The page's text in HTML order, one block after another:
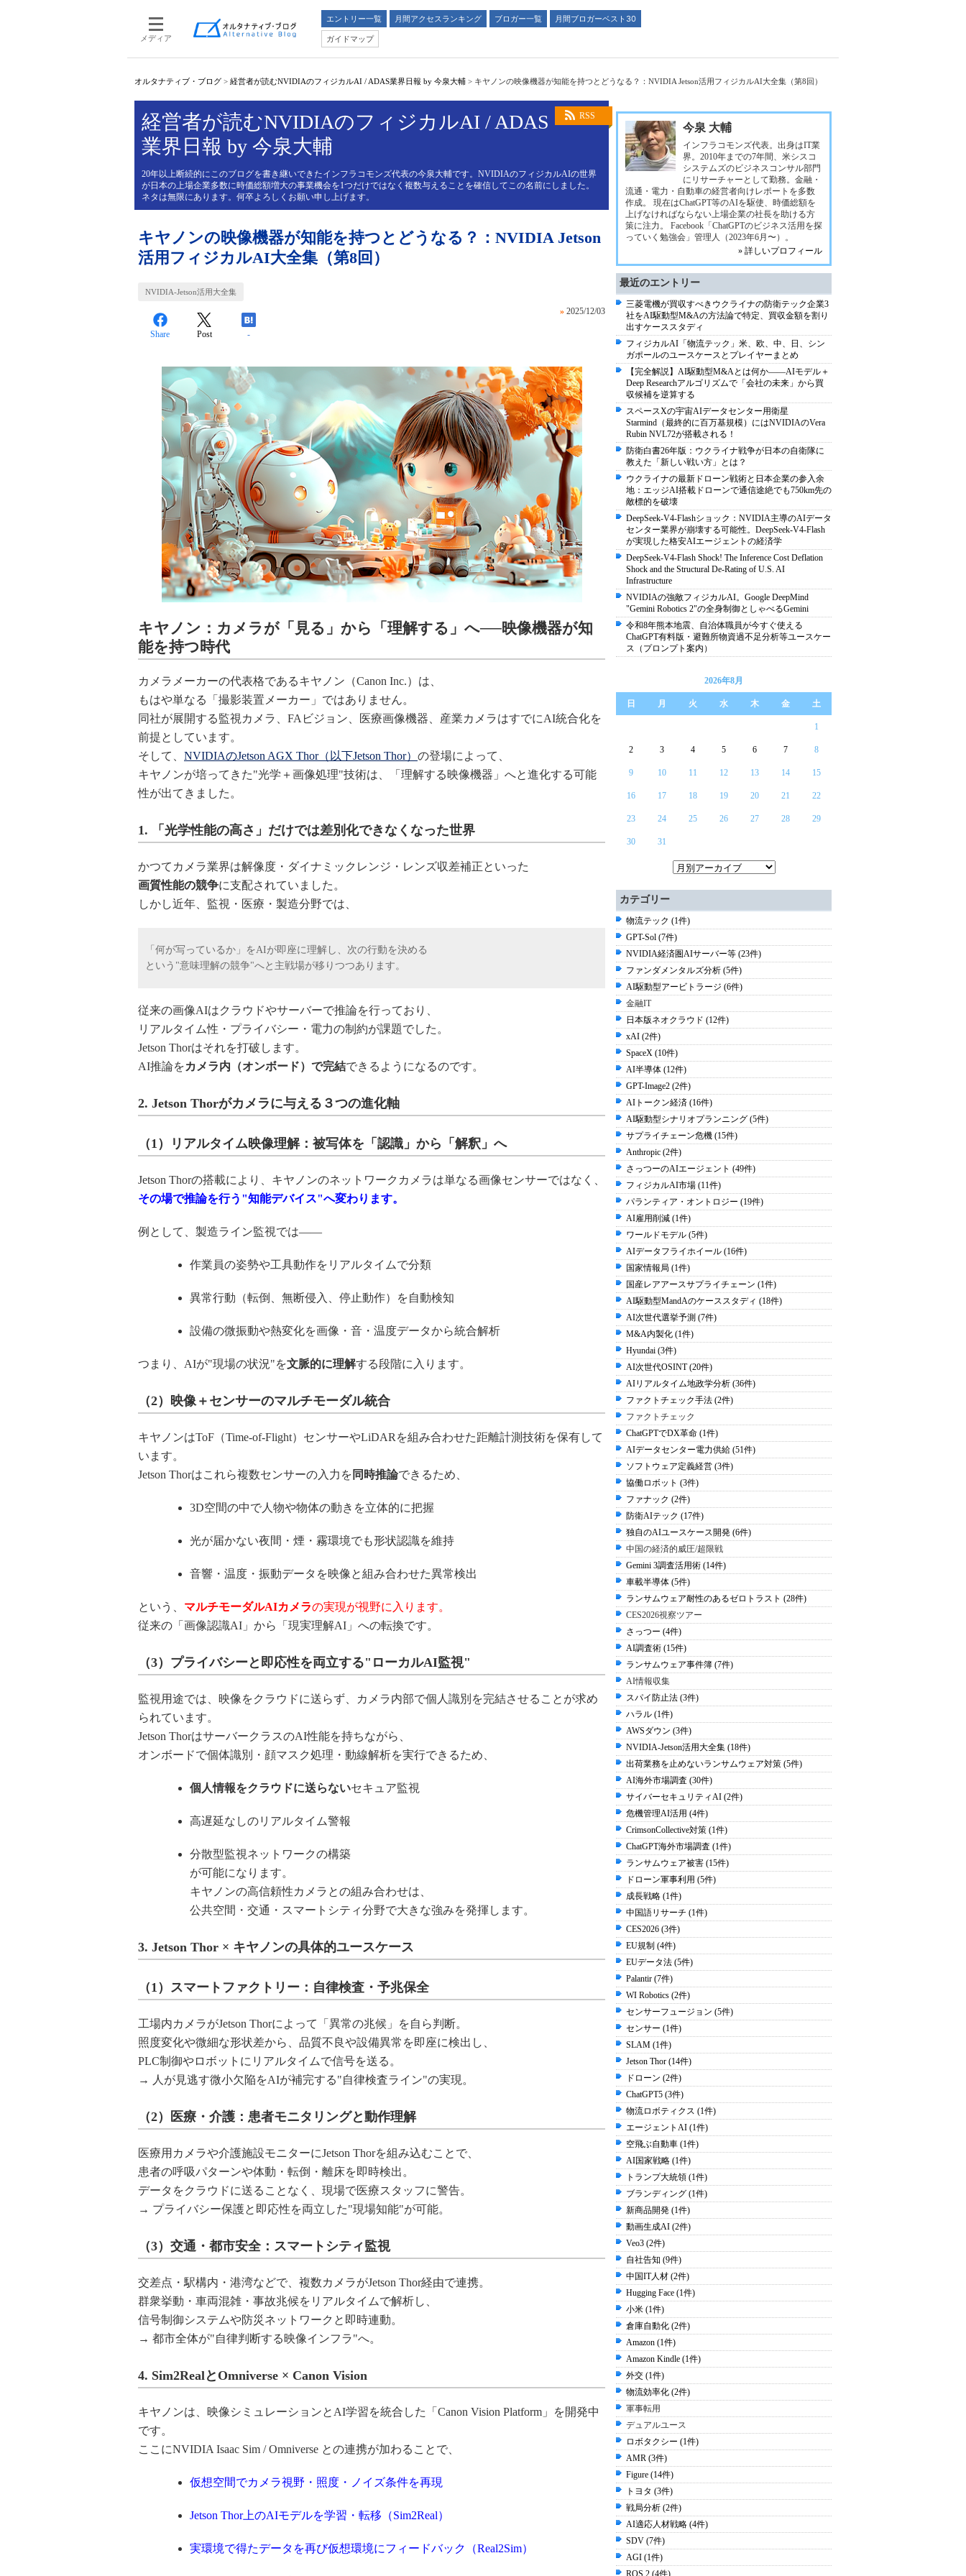
メディア
エントリー一覧 月間アクセスランキング ブロガー一覧
月間ブロガーベスト30
ガイドマップ
オルタナティブ・ブログ > 経営者が読むNVIDIAのフィジカルAI / ADAS業界日報 by 今泉大輔 > キヤノンの映像機器が知能を持つとどうなる？：NVIDIA Jetson活用フィジカルAI大全集（第8回）
RSS
経営者が読むNVIDIAのフィジカルAI / ADAS
業界日報 by 今泉大輔
20年以上断続的にこのブログを書き継いできたインフラコモンズ代表の今泉大輔です。NVIDIAのフィジカルAIの世界
が日本の上場企業多数に時価総額増大の事業機会を1つだけではなく複数与えることを確信してこの名前にしました。
ネタは無限にあります。何卒よろしくお願い申し上げます。
キヤノンの映像機器が知能を持つとどうなる？：NVIDIA Jetson
活用フィジカルAI大全集（第8回）
NVIDIA-Jetson活用大全集
» 2025/12/03
Share Post -
キヤノン：カメラが「見る」から「理解する」へ──映像機器が知
能を持つ時代
カメラメーカーの代表格であるキヤノン（Canon Inc.）は、
もはや単なる「撮影装置メーカー」ではありません。
同社が展開する監視カメラ、FAビジョン、医療画像機器、産業カメラはすでにAI統合化を
前提としています。
そして、 NVIDIAのJetson AGX Thor（以下Jetson Thor） の登場によって、
キヤノンが培ってきた"光学＋画像処理"技術は、「理解する映像機器」へと進化する可能
性が出てきました。
1. 「光学性能の高さ」だけでは差別化できなくなった世界
かつてカメラ業界は解像度・ダイナミックレンジ・レンズ収差補正といった
画質性能の競争に支配されていました。
しかし近年、監視・医療・製造分野では、
「何が写っているか」をAIが即座に理解し、次の行動を決める
という"意味理解の競争"へと主戦場が移りつつあります。
従来の画像AIはクラウドやサーバーで推論を行っており、
リアルタイム性・プライバシー・電力の制約が課題でした。
Jetson Thorはそれを打破します。
AI推論をカメラ内（オンボード）で完結できるようになるのです。
2. Jetson Thorがカメラに与える３つの進化軸
（1）リアルタイム映像理解：被写体を「認識」から「解釈」へ
Jetson Thorの搭載により、キヤノンのネットワークカメラは単なる画像センサーではなく、
その場で推論を行う"知能デバイス"へ変わります。
例として、製造ライン監視では――
作業員の姿勢や工具動作をリアルタイムで分類
異常行動（転倒、無断侵入、停止動作）を自動検知
設備の微振動や熱変化を画像・音・温度データから統合解析
つまり、AIが"現場の状況"を文脈的に理解する段階に入ります。
（2）映像＋センサーのマルチモーダル統合
キヤノンはToF（Time-of-Flight）センサーやLiDARを組み合わせた距離計測技術を保有して
います。
Jetson Thorはこれら複数センサーの入力を 同時推論できるため、
3D空間の中で人物や物体の動きを立体的に把握
光が届かない夜間・煙・霧環境でも形状認識を維持
音響・温度・振動データを映像と組み合わせた異常検出
という、 マルチモーダルAIカメラの実現が視野に入ります。
従来の「画像認識AI」から「現実理解AI」への転換です。
（3）プライバシーと即応性を両立する"ローカルAI監視"
監視用途では、映像をクラウドに送らず、カメラ内部で個人識別を完結させることが求め
られています。
Jetson ThorはサーバークラスのAI性能を持ちながら、
オンボードで個体識別・顔マスク処理・動線解析を実行できるため、
個人情報をクラウドに送らないセキュア監視
高遅延なしのリアルタイム警報
分散型監視ネットワークの構築
が可能になります。
キヤノンの高信頼性カメラとの組み合わせは、
公共空間・交通・スマートシティ分野で大きな強みを発揮します。
3. Jetson Thor × キヤノンの具体的ユースケース
（1）スマートファクトリー：自律検査・予兆保全
工場内カメラがJetson Thorによって「異常の兆候」を自ら判断。
照度変化や微細な形状差から、品質不良や設備異常を即座に検出し、
PLC制御やロボットにリアルタイムで信号を送る。
→ 人が見逃す微小欠陥をAIが補完する"自律検査ライン"の実現。
（2）医療・介護：患者モニタリングと動作理解
医療用カメラや介護施設モニターにJetson Thorを組み込むことで、
患者の呼吸パターンや体動・転倒・離床を即時検出。
データをクラウドに送ることなく、現場で医療スタッフに警告。
→ プライバシー保護と即応性を両立した"現場知能"が可能。
（3）交通・都市安全：スマートシティ監視
交差点・駅構内・港湾などで、複数カメラがJetson Thor経由で連携。
群衆挙動・車両混雑・事故兆候をリアルタイムで解析し、
信号制御システムや防災ネットワークと即時連動。
→ 都市全体が"自律判断する映像インフラ"へ。
4. Sim2RealとOmniverse × Canon Vision
キヤノンは、映像シミュレーションとAI学習を統合した「Canon Vision Platform」を開発中
です。
ここにNVIDIA Isaac Sim / Omniverse との連携が加わることで、
仮想空間でカメラ視野・照度・ノイズ条件を再現
Jetson Thor上のAIモデルを学習・転移（Sim2Real）
実環境で得たデータを再び仮想環境にフィードバック（Real2Sim）
今泉 大輔
インフラコモンズ代表。出身はIT業
界。2010年までの7年間、米シスコ
システムズのビジネスコンサル部門
にリサーチャーとして勤務。金融・
流通・電力・自動車の経営者向けレポートを多数
作成。 現在はChatGPT等のAIを駆使、時価総額を
上げなければならない上場企業の社長を助ける方
策に注力。 Facebook「ChatGPTのビジネス活用を探
っていく勉強会」管理人（2023年6月〜）。
» 詳しいプロフィール
最近のエントリー
三菱電機が買収すべきウクライナの防衛テック企業3
社をAI駆動型M&Aの方法論で特定、買収金額を割り
出すケーススタディ
フィジカルAI「物流テック」米、欧、中、日、シン
ガポールのユースケースとプレイヤーまとめ
【完全解説】AI駆動型M&Aとは何か――AIモデル＋
Deep Researchアルゴリズムで「会社の未来」から買
収候補を逆算する
スペースXの宇宙AIデータセンター用衛星
Starmind（最終的に百万基規模）にはNVIDIAのVera
Rubin NVL72が搭載される！
防衛白書26年版：ウクライナ戦争が日本の自衛隊に
教えた「新しい戦い方」とは？
ウクライナの最新ドローン戦術と日本企業の参入余
地：エッジAI搭載ドローンで通信途絶でも750km先の
敵標的を破壊
DeepSeek-V4-Flashショック：NVIDIA主導のAIデータ
センター業界が崩壊する可能性。DeepSeek-V4-Flash
が実現した格安AIエージェントの経済学
DeepSeek-V4-Flash Shock! The Inference Cost Deflation
Shock and the Structural De-Rating of U.S. AI
Infrastructure
NVIDIAの強敵フィジカルAI。Google DeepMind
"Gemini Robotics 2"の全身制御としゃべるGemini
令和8年熊本地震、自治体職員が今すぐ使える
ChatGPT有料版・避難所物資過不足分析等ユースケー
ス（プロンプト案内）
2026年8月
日 月 火 水 木 金 土
1
2 3 4 5 6 7 8
9 10 11 12 13 14 15
16 17 18 19 20 21 22
23 24 25 26 27 28 29
30 31
カテゴリー
物流テック (1件)
GPT-Sol (7件)
NVIDIA経済圏AIサーバー等 (23件)
ファンダメンタルズ分析 (5件)
AI駆動型アービトラージ (6件)
金融IT
日本版ネオクラウド (12件)
xAI (2件)
SpaceX (10件)
AI半導体 (12件)
GPT-Image2 (2件)
AIトークン経済 (16件)
AI駆動型シナリオプランニング (5件)
サプライチェーン危機 (15件)
Anthropic (2件)
さっつーのAIエージェント (49件)
フィジカルAI市場 (11件)
パランティア・オントロジー (19件)
AI雇用削減 (1件)
ワールドモデル (5件)
AIデータフライホイール (16件)
国家情報局 (1件)
国産レアアースサプライチェーン (1件)
AI駆動型MandAのケーススタディ (18件)
AI次世代選挙予測 (7件)
M&A内製化 (1件)
Hyundai (3件)
AI次世代OSINT (20件)
AIリアルタイム地政学分析 (36件)
ファクトチェック手法 (2件)
ファクトチェック
ChatGPTでDX革命 (1件)
AIデータセンター電力供給 (51件)
ソフトウェア定義経営 (3件)
協働ロボット (3件)
ファナック (2件)
防衛AIテック (17件)
独自のAIユースケース開発 (6件)
中国の経済的威圧/超限戦
Gemini 3調査活用術 (14件)
車載半導体 (5件)
ランサムウェア耐性のあるゼロトラスト (28件)
CES2026視察ツアー
さっつー (4件)
AI調査術 (15件)
ランサムウェア事件簿 (7件)
AI情報収集
スパイ防止法 (3件)
ハラル (1件)
AWSダウン (3件)
NVIDIA-Jetson活用大全集 (18件)
出荷業務を止めないランサムウェア対策 (5件)
AI海外市場調査 (30件)
サイバーセキュリティAI (2件)
危機管理AI活用 (4件)
CrimsonCollective対策 (1件)
ChatGPT海外市場調査 (1件)
ランサムウェア被害 (15件)
ドローン軍事利用 (5件)
成長戦略 (1件)
中国語リサーチ (1件)
CES2026 (3件)
EU規制 (4件)
EUデータ法 (5件)
Palantir (7件)
WI Robotics (2件)
センサーフュージョン (5件)
センサー (1件)
SLAM (1件)
Jetson Thor (14件)
ドローン (2件)
ChatGPT5 (3件)
物流ロボティクス (1件)
エージェントAI (1件)
空飛ぶ自動車 (1件)
AI国家戦略 (1件)
トランプ大統領 (1件)
ブランディング (1件)
新商品開発 (1件)
動画生成AI (2件)
Veo3 (2件)
自社告知 (9件)
中国IT人材 (2件)
Hugging Face (1件)
小米 (1件)
倉庫自動化 (2件)
Amazon (1件)
Amazon Kindle (1件)
外交 (1件)
物流効率化 (2件)
軍事転用
デュアルユース
ロボタクシー (1件)
AMR (3件)
Figure (14件)
トヨタ (3件)
戦局分析 (2件)
AI適応人材戦略 (4件)
SDV (7件)
AGI (1件)
ROS 2 (4件)